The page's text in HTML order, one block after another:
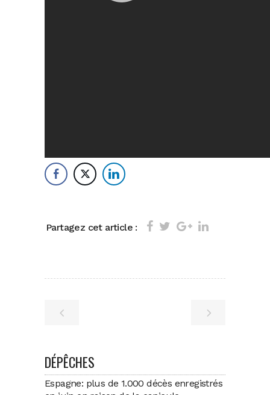
Partagez cet article :
DÉPÊCHES
Espagne: plus de 1.000 décès enregistrés